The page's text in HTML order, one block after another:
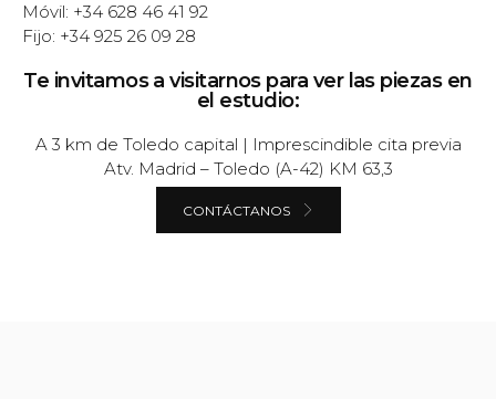
Móvil: +34 628 46 41 92
Fijo: +34 925 26 09 28
Te invitamos a visitarnos para ver las piezas en
el estudio:
A 3 km de Toledo capital | Imprescindible cita previa
Atv. Madrid – Toledo (A-42) KM 63,3
CONTÁCTANOS